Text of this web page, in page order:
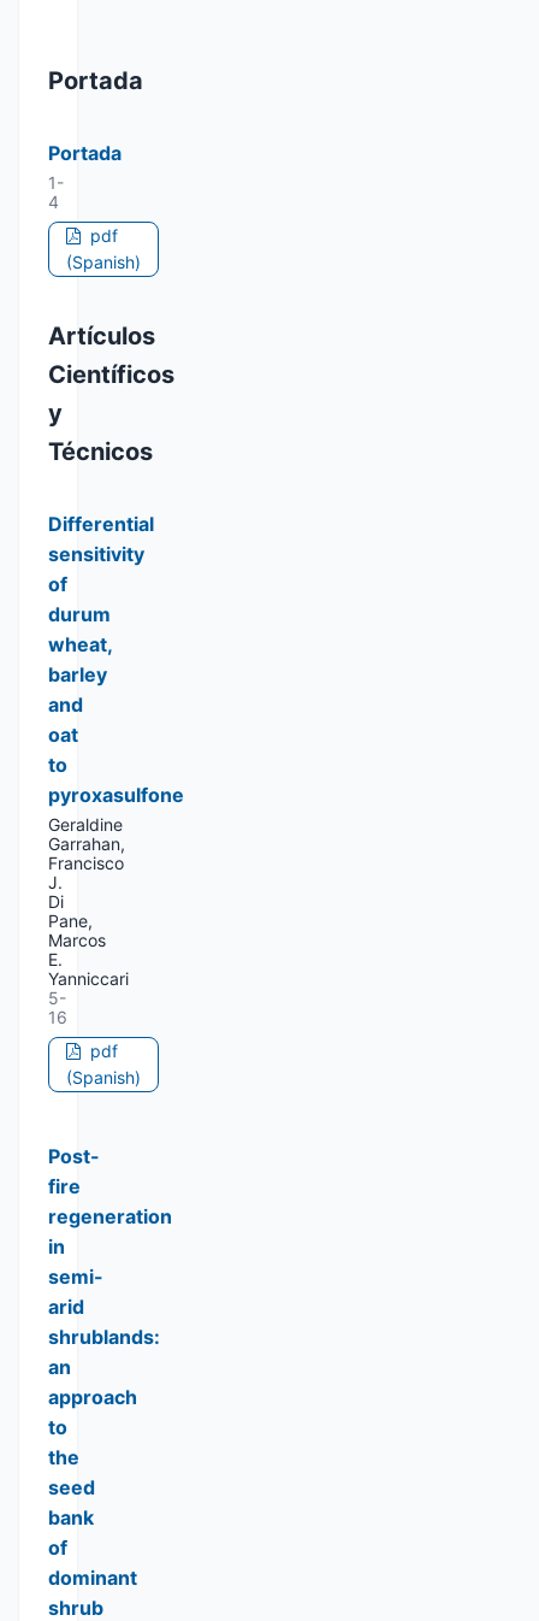
Portada
Portada
1-
4
pdf
(Spanish)
Artículos
Científicos
y
Técnicos
Differential
sensitivity
of
durum
wheat,
barley
and
oat
to
pyroxasulfone
Geraldine
Garrahan,
Francisco
J.
Di
Pane,
Marcos
E.
Yanniccari
5-
16
pdf
(Spanish)
Post-
fire
regeneration
in
semi-
arid
shrublands:
an
approach
to
the
seed
bank
of
dominant
shrub